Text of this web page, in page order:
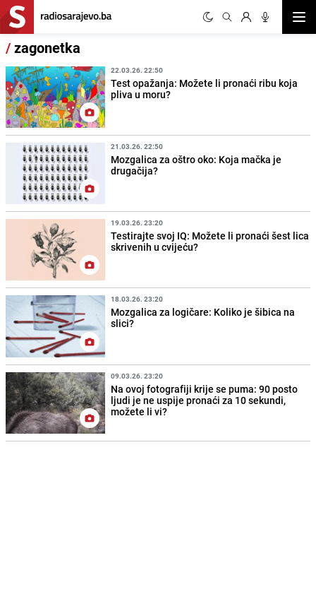
/zagonetka
22.03.26. 22:50
Test opažanja: Možete li pronaći ribu koja
pliva u moru?
21.03.26. 22:50
Mozgalica za oštro oko: Koja mačka je
drugačija?
19.03.26. 23:20
Testirajte svoj IQ: Možete li pronaći šest lica
skrivenih u cvijeću?
18.03.26. 23:20
Mozgalica za logičare: Koliko je šibica na
slici?
09.03.26. 23:20
Na ovoj fotografiji krije se puma: 90 posto
ljudi je ne uspije pronaći za 10 sekundi,
možete li vi?